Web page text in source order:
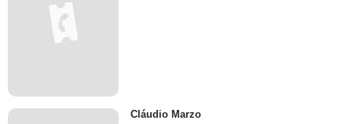
Cláudio Marzo